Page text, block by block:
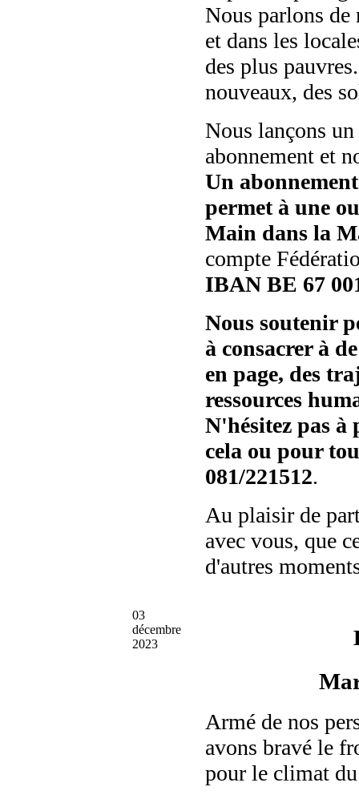
Nous parlons de
et dans les
des plus
nouveaux, des
Nous lançons
abonnement et
Un
permet à une
Main dans la
compte
IBAN BE 67
Nous soutenir
à consacrer à
en page, des
ressources
N'hésitez pas à
cela ou pour
081/221512.
Au plaisir de
avec vous, que
d'autres
03
décembre
2023
Armé de nos
avons bravé le
pour le climat